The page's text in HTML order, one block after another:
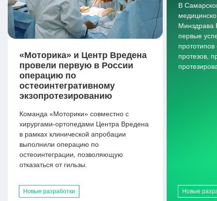
«Моторика» и Центр Вредена
провели первую в России
операцию по
остеоинтегративному
экзопротезированию
Команда «Моторики» совместно с
хирургами-ортопедами Центра Вредена
в рамках клинической апробации
выполнили операцию по
остеоинтеграции, позволяющую
отказаться от гильзы.
Новые разработки
В
первые
протезов,
Новые